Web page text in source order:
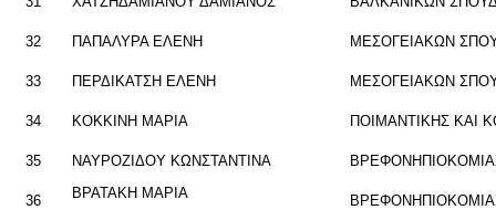
32 ΠΑ­ΠΑ­ΛΥ­ΡΑ ΕΛΕΝΗ ΜΕ­ΣΟ­ΓΕΙΑ­ΚΩΝ
33 ΠΕΡ­ΔΙ­ΚΑ­ΤΣΗ ΕΛΕΝΗ ΜΕ­ΣΟ­ΓΕΙΑ­ΚΩΝ
34 ΚΟΚ­ΚΙ­ΝΗ ΜΑΡΙΑ ΠΟΙ­ΜΑ­ΝΤΙ­ΚΗΣ ΚΑΙ
35 ΝΑΥ­ΡΟ­ΖΙ­ΔΟΥ ΚΩΝ­ΣΤΑ­ΝΤΙ­ΝΑ
36 ΒΡΑ­ΤΑ­ΚΗ ΜΑΡΙΑ